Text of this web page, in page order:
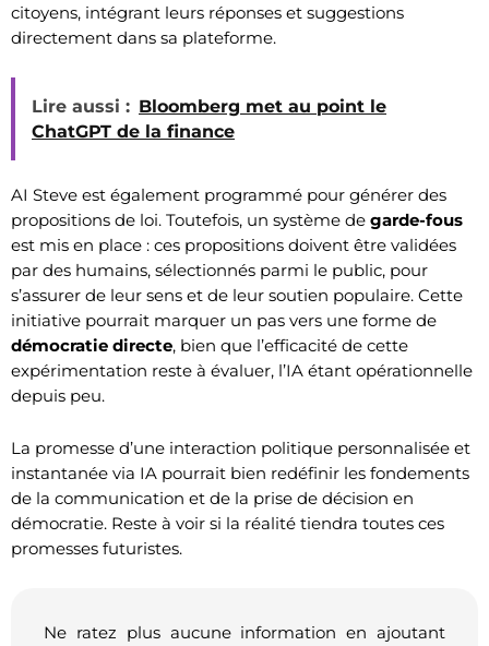
citoyens, intégrant leurs réponses et suggestions
directement dans sa plateforme.
Lire aussi : Bloomberg met au point le
ChatGPT de la finance
AI Steve est également programmé pour générer des
propositions de loi. Toutefois, un système de garde-fous
est mis en place : ces propositions doivent être validées
par des humains, sélectionnés parmi le public, pour
s’assurer de leur sens et de leur soutien populaire. Cette
initiative pourrait marquer un pas vers une forme de
démocratie directe, bien que l’efficacité de cette
expérimentation reste à évaluer, l’IA étant opérationnelle
depuis peu.
La promesse d’une interaction politique personnalisée et
instantanée via IA pourrait bien redéfinir les fondements
de la communication et de la prise de décision en
démocratie. Reste à voir si la réalité tiendra toutes ces
promesses futuristes.
Ne ratez plus aucune information en ajoutant